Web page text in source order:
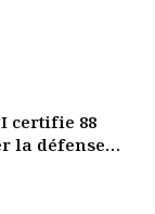
certifie 88
la défense